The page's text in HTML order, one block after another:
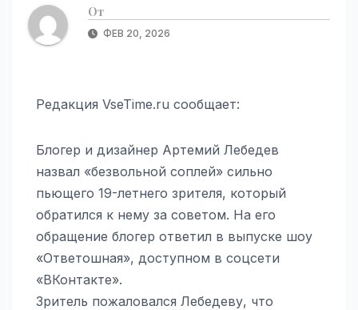
От
ФЕВ 20, 2026
Редакция VseTime.ru сообщает:
Блогер и дизайнер Артемий Лебедев
назвал «безвольной соплей» сильно
пьющего 19-летнего зрителя, который
обратился к нему за советом. На его
обращение блогер ответил в выпуске шоу
«Ответошная», доступном в соцсети
«ВКонтакте».
Зритель пожаловался Лебедеву, что